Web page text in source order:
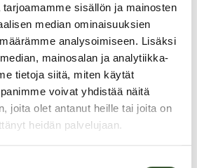
sisällön ja mainosten
median ominaisuuksien
analysoimiseen. Lisäksi
mainosalan ja analytiikka-
tietoja siitä, miten käytät
voivat yhdistää näitä
joita olet antanut heille tai joita on
heidän palvelujaan.